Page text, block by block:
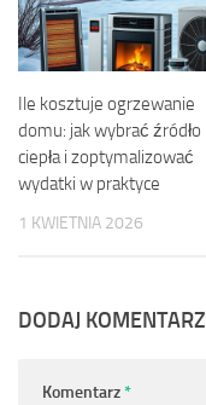
Ile kosztuje ogrzewanie
domu: jak wybrać źródło
ciepła i zoptymalizować
wydatki w praktyce
1 KWIETNIA 2026
DODAJ KOMENTARZ
Komentarz*